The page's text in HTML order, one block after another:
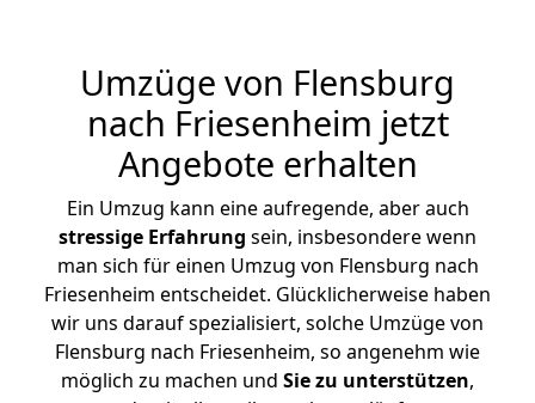
Umzüge von Flensburg
nach Friesenheim jetzt
Angebote erhalten
Ein Umzug kann eine aufregende, aber auch
stressige Erfahrung sein, insbesondere wenn
man sich für einen Umzug von Flensburg nach
Friesenheim entscheidet. Glücklicherweise haben
wir uns darauf spezialisiert, solche Umzüge von
Flensburg nach Friesenheim, so angenehm wie
möglich zu machen und Sie zu unterstützen,